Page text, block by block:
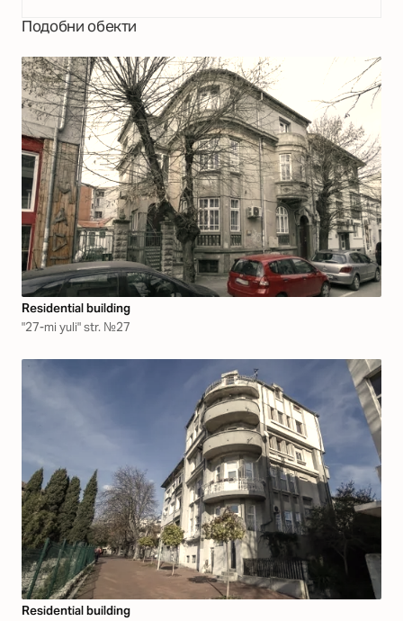
Подобни обекти
Residential building
"27-mi yuli" str. №27
Residential building